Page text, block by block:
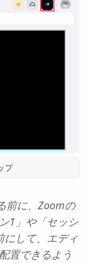
プ
前に、Zoomの
1」や「セッシ
にして、エディ
置できるよう